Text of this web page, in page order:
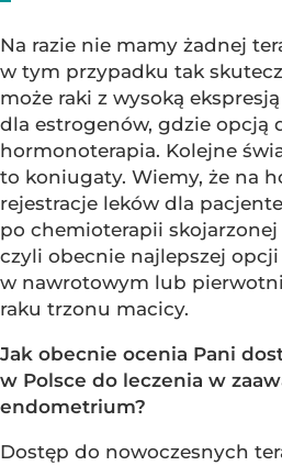
Na razie nie mamy żadnej
w tym przypadku tak
może raki z wysoką
dla estrogenów, gdzie opcją
hormonoterapia. Kolejne
to koniugaty. Wiemy, że na
rejestracje leków dla
po chemioterapii
czyli obecnie najlepszej opcji
w nawrotowym lub
raku trzonu macicy.
Jak obecnie ocenia Pani
w Polsce do leczenia w
endometrium?
Dostęp do nowoczesnych